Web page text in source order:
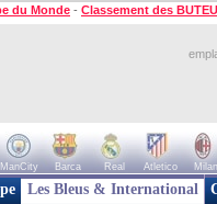
du Monde - Classement des
ManCity Barca Real Atletico Milan
Les Bleus & International